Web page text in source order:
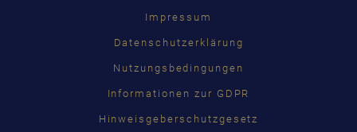
Impressum
Datenschutzerklärung
Nutzungsbedingungen
Informationen zur GDPR
Hinweisgeberschutzgesetz